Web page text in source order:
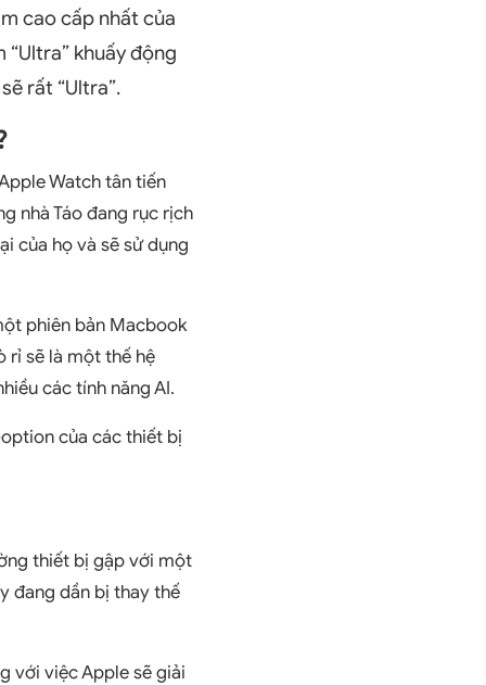
cao cấp nhất của
khuấy động
rất “Ultra”.
Watch tân tiến
nhà Táo đang rục rịch
của họ và sẽ sử dụng
phiên bản Macbook
rỉ sẽ là một thế hệ
các tính năng AI.
của các thiết bị
thiết bị gập với một
đang dần bị thay thế
với việc Apple sẽ giải